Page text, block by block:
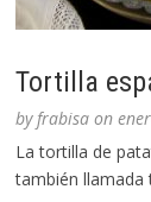
Tortilla
byfrabisa on
La tortilla de
también llamada